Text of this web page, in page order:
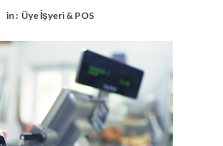
in : Üye İşyeri & POS